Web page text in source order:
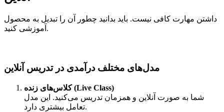
داشتن مهارت کافی نیست. باید بدانید چطور آن را تبدیل به محصول
آموزشی کنید.
مدل‌های مختلف درآمدی در تدریس آنلاین
کلاس‌های زنده (Live Class)
شما به صورت آنلاین و همزمان تدریس می‌کنید. این مدل
تعامل بیشتری دارد.